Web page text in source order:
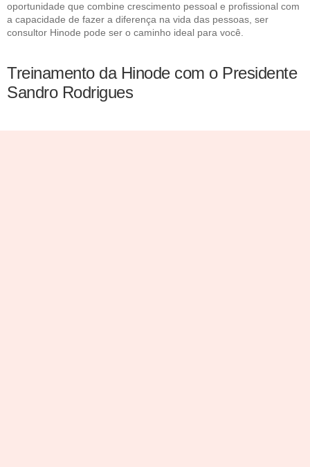
oportunidade que combine crescimento pessoal e profissional com
a capacidade de fazer a diferença na vida das pessoas, ser
consultor Hinode pode ser o caminho ideal para você.
Treinamento da Hinode com o Presidente
Sandro Rodrigues